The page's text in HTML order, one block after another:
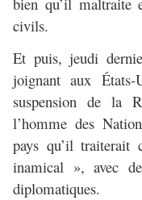
civils.
Et puis, jeudi
joignant aux
suspension de la
l’homme des
pays qu’il traiterait
inamical », avec
diplomatiques.